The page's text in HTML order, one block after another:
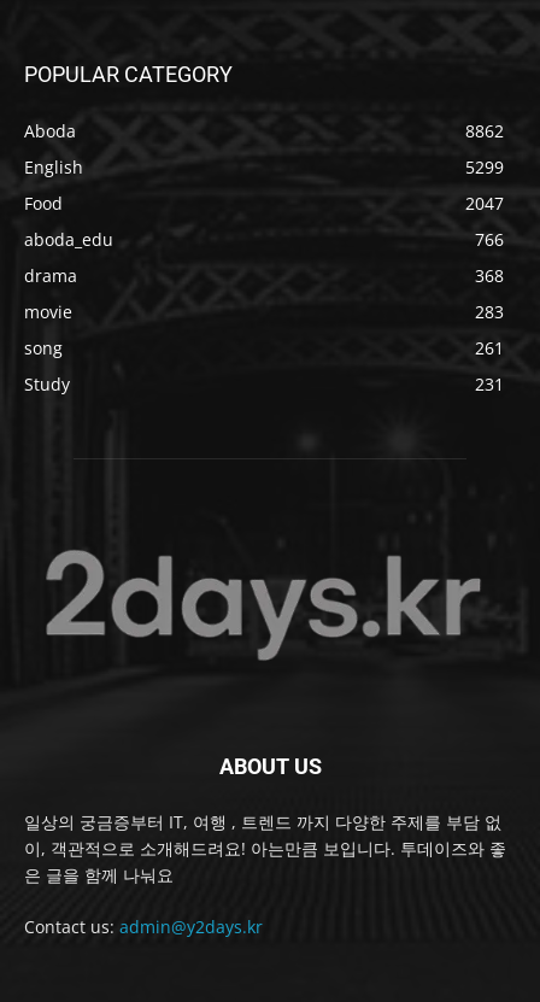
POPULAR CATEGORY
Aboda
8862
English
5299
Food
2047
aboda_edu
766
drama
368
movie
283
song
261
Study
231
ABOUT US
일상의 궁금증부터 IT, 여행 , 트렌드 까지 다양한 주제를 부담 없
이, 객관적으로 소개해드려요! 아는만큼 보입니다. 투데이즈와 좋
은 글을 함께 나눠요
Contact us: admin@y2days.kr